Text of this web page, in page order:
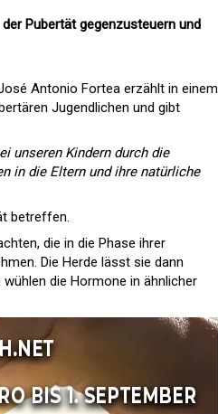
Pubertät gegenzusteuern und
Antonio Fortea erzählt in einem
Jugendlichen und gibt
unseren Kindern durch die
in die Eltern und ihre natürliche
betreffen.
die in die Phase ihrer
Die Herde lässt sie dann
die Hormone in ähnlicher